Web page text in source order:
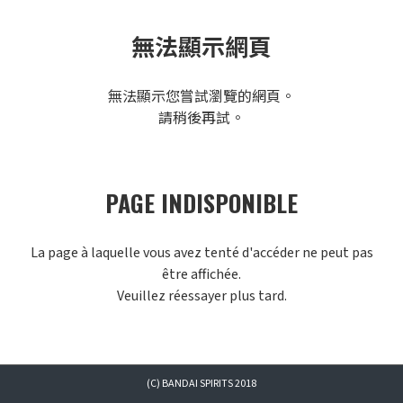
無法顯示網頁
無法顯示您嘗試瀏覽的網頁。
請稍後再試。
PAGE INDISPONIBLE
La page à laquelle vous avez tenté d'accéder ne peut pas
être affichée.
Veuillez réessayer plus tard.
(C) BANDAI SPIRITS 2018